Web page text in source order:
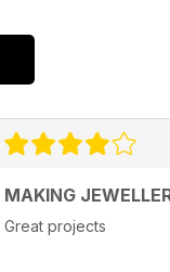
MAKING
Great projects